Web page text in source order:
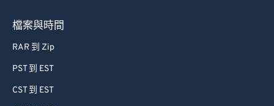
檔案與時間
RAR 到 Zip
PST 到 EST
CST 到 EST